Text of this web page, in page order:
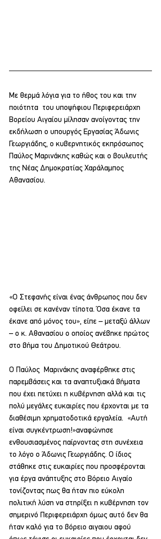
Με θερμά λόγια για το ήθος του και την
ποιότητα  του υποψήφιου Περιφερειάρχη
Βορείου Αιγαίου μίλησαν ανοίγοντας την
εκδήλωση ο υπουργός Εργασίας Άδωνις
Γεωργιάδης, ο κυβερνητικός εκπρόσωπος
Παύλος Μαρινάκης καθώς και ο βουλευτής
της Νέας Δημοκρατίας Χαράλαμπος
Αθανασίου.
«Ο Στεφανής είναι ένας άνθρωπος που δεν
οφείλει σε κανέναν τίποτα. Όσα έκανε τα
έκανε από μόνος του», είπε – μεταξύ άλλων
– ο κ. Αθανασίου ο οποίος ανέβηκε πρώτος
στο βήμα του Δημοτικού Θεάτρου.
Ο Παύλος  Μαρινάκης αναφέρθηκε στις
παρεμβάσεις και τα αναπτυξιακά βήματα
που έχει πετύχει η κυβέρνηση αλλά και τις
πολύ μεγάλες ευκαιρίες που έρχονται με τα
διαθέσιμη χρηματοδοτικά εργαλεία.  «Αυτή
είναι συγκέντρωση!»αναφώνησε
ενθουσιασμένος παίρνοντας στη συνέχεια
το λόγο ο Άδωνις Γεωργιάδης. Ο ίδιος
στάθηκε στις ευκαιρίες που προσφέρονται
για έργα ανάπτυξης στο Βόρειο Αιγαίο
τονίζοντας πως θα ήταν πιο εύκολη
πολιτική λύση να στηρίξει η κυβέρνηση τον
σημερινό Περιφερειάρχη όμως αυτό δεν θα
ήταν καλό για το βόρειο αιγαιου αφού